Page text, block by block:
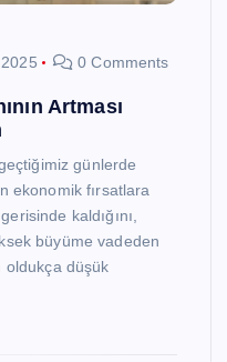
0 Comments
Artması
günlerde
ekonomik fırsatlara
kaldığını,
büyüme vadeden
oldukça düşük